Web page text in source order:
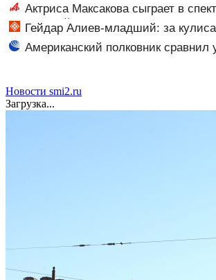
Актриса Максакова сыграет в
небольшой травмы
Гейдар Алиев-младший: за
когда он придёт, мир изменится
Американский полковник сравнил
Новости smi2.ru
Загрузка...